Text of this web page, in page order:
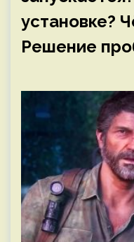
установке?
Решение